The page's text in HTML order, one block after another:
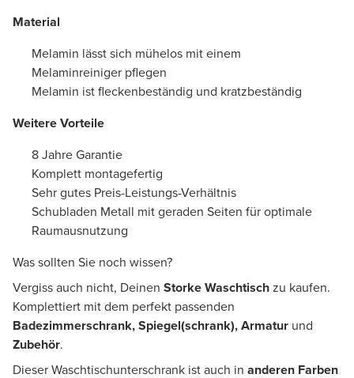
Material
Melamin lässt sich mühelos mit einem
Melaminreiniger pflegen
Melamin ist fleckenbeständig und kratzbeständig
Weitere Vorteile
8 Jahre Garantie
Komplett montagefertig
Sehr gutes Preis-Leistungs-Verhältnis
Schubladen Metall mit geraden Seiten für optimale
Raumausnutzung
Was sollten Sie noch wissen?
Vergiss auch nicht, Deinen Storke Waschtischzu kaufen.
Komplettiert mit dem perfekt passenden
Badezimmerschrank, Spiegel(schrank), Armatur und
Zubehör.
Dieser Waschtischunterschrank ist auch in anderen Farben